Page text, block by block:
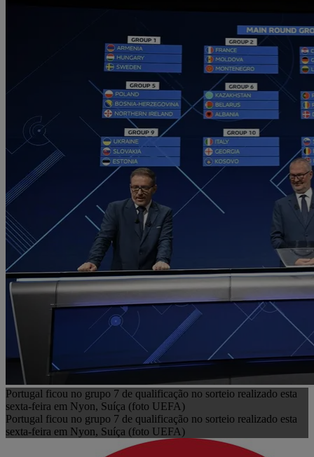
Portugal ficou no grupo 7 de qualificação no sorteio realizado esta
sexta-feira em Nyon, Suíça (foto UEFA)
Portugal ficou no grupo 7 de qualificação no sorteio realizado esta
sexta-feira em Nyon, Suíça (foto UEFA)